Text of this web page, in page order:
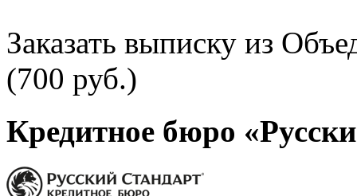
Заказать выписку из
(700 руб.)
Кредитное бюро